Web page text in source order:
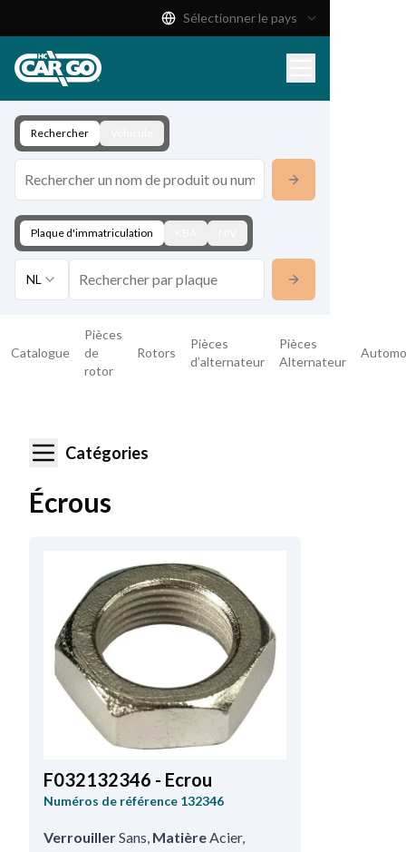
Télécharger
Contact
Sélectionner le pays
Rechercher
Plaque d'immatriculation
NL
Catalogue
Pièces
de
rotor
Rotors
Pièces
d’alternateur
Pièces
Alternateur
Catégories
Écrous
F032132346 - Ecrou
Numéros de référence 132346
VerrouillerSans Matière Acier,